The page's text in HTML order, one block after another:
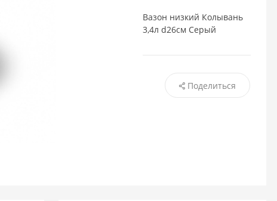
Вазон низкий Колывань
3,4л d26см Серый
Поделиться